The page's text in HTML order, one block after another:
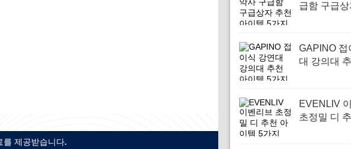
제공받습니다.
급함 구급
GAPINO 접
대 강의대
EVENLIV
초정밀 디